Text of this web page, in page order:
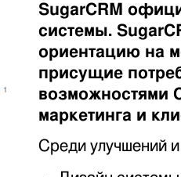
SugarCRM
системы.
ориентацию на
присущие
возможностями
маркетинга и
Среди улучшений
1